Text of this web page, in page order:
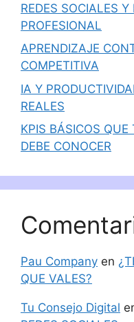
REDES SOCIALES
PROFESIONAL
APRENDIZAJE
COMPETITIVA
IA Y
REALES
KPIS BÁSICOS QUE
DEBE CONOCER
Pau Company en
QUE VALES?
Tu Consejo Digital